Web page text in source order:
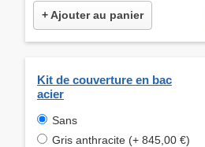
+ Ajouter au panier
Kit de couverture en bac
acier
Sans
Gris anthracite (+ 845,00 €)